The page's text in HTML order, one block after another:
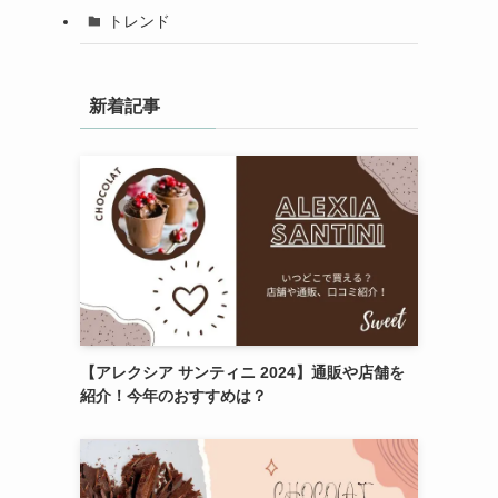
トレンド
新着記事
【アレクシア サンティニ 2024】通販や店舗を
紹介！今年のおすすめは？